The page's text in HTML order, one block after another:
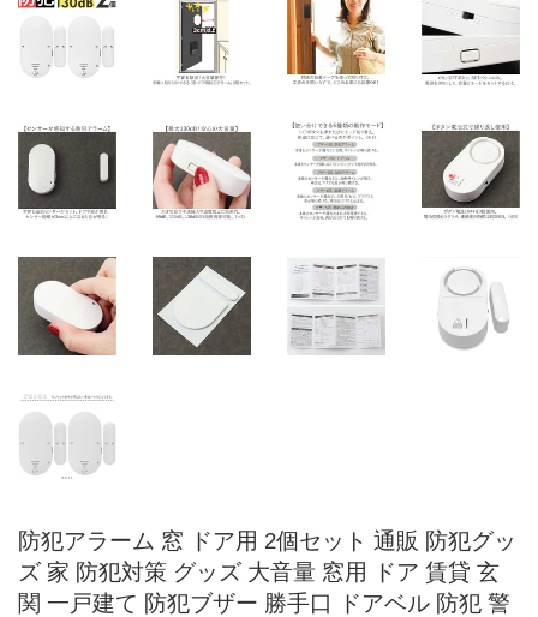
防犯アラーム 窓 ドア用 2個セット 通販 防犯グッ
ズ 家 防犯対策 グッズ 大音量 窓用 ドア 賃貸 玄
関 一戸建て 防犯ブザー 勝手口 ドアベル 防犯 警